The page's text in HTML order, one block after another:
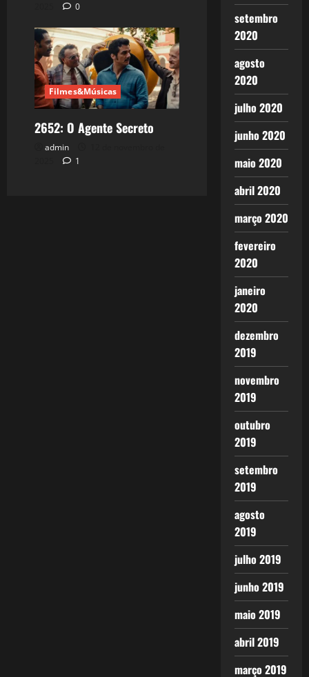
0
Filmes&Músicas
2652: O Agente Secreto
admin
1
setembro
2020
agosto
2020
julho 2020
junho 2020
maio 2020
abril 2020
março 2020
fevereiro
2020
janeiro
2020
dezembro
2019
novembro
2019
outubro
2019
setembro
2019
agosto
2019
julho 2019
junho 2019
maio 2019
abril 2019
março 2019